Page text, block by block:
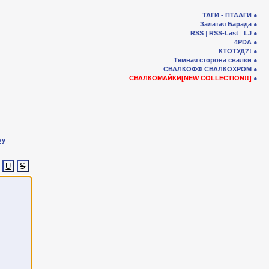
ТАГИ - ПТААГИ
Залатая Барада
RSS | RSS-Last | LJ
4PDA
КТОТУД?!
Тёмная сторона свалки
СВАЛКОФФ СВАЛКОХРОМ
СВАЛКОМАЙКИ[NEW COLLECTION!!]
S
U